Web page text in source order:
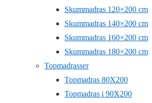
Skummadras 120×200 cm
Skummadras 140×200 cm
Skummadras 160×200 cm
Skummadras 180×200 cm
Topmadrasser
Topmadras 80X200
Topmadras i 90X200